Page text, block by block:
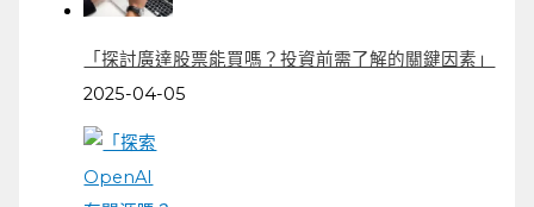
「探討廣達股票能買嗎？投資前需了解的關鍵因素」
2025-04-05